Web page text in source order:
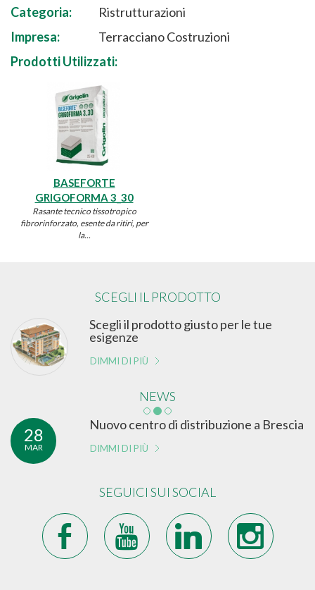
Categoria:
Ristrutturazioni
Impresa:
Terracciano Costruzioni
Prodotti Utilizzati:
BASEFORTE
GRIGOFORMA 3_30
Rasante tecnico tissotropico
fibrorinforzato, esente da ritiri, per
la...
SCEGLI IL PRODOTTO
Scegli il prodotto giusto per le tue
esigenze
DIMMI DI PIÙ
NEWS
28
MAR
Nuovo centro di distribuzione a Brescia
DIMMI DI PIÙ
SEGUICI SUI SOCIAL
b r j x